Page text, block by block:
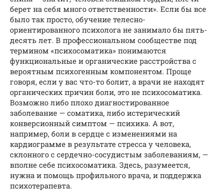
берет на себя много ответственности». Если бы все
было так просто, обучение телесно-
ориентированного психолога не занимало бы пять-
десять лет. В профессиональном сообществе под
термином «психосоматика» понимаются
функциональные и органические расстройства с
вероятным психогенным компонентом. Проще
говоря, если у вас что-то болит, а врачи не находят
органических причин боли, это не психосоматика.
Возможно либо плохо диагностированное
заболевание — соматика, либо истерический
конверсионный симптом — психика. А вот,
например, боли в сердце с изменениями на
кардиограмме в результате стресса у человека,
склонного с сердечно-сосудистым заболеваниям, —
вполне себе психосоматика. Здесь, разумеется,
нужна и помощь профильного врача, и поддержка
психотерапевта.